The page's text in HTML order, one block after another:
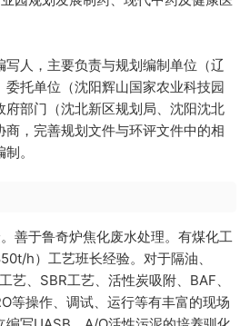
人，主要负责与规划编制单位（辽
托单位（沈阳辉山国家农业科技园
府部门（沈北新区规划局、沈阳沈北
商，完善规划文件与环评文件中的相
。
善于鲁奇炉焦化废水处理。有煤化工
h）工艺班长经验。对于隔油、
艺、SBR工艺、活性炭吸附、BAF、
等操作、调试、运行等有丰富的现场